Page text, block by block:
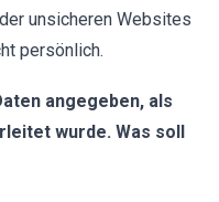
unsicheren Websites
persönlich.
angegeben, als
wurde. Was soll